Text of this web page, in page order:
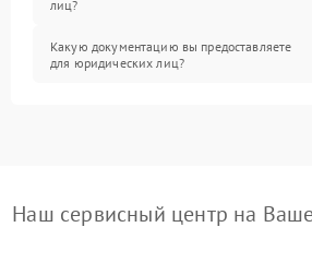
лиц?
Какую документацию вы предоставляете
для юридических лиц?
Наш сервисный центр на